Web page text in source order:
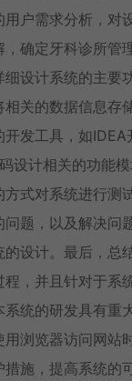
用户需求分析，对
，确定牙科诊所管
细设计系统的主要
关的数据信息存
发工具，如IDEA
设计相关的功能
式对系统进行测
题，以及解决问
设计。最后，总
，并且针对于系
系统的研发具有重
用浏览器访问网站
施，提高系统的